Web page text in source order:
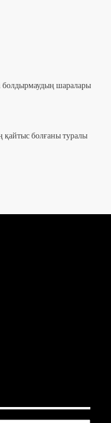
шаралары
болғаны туралы